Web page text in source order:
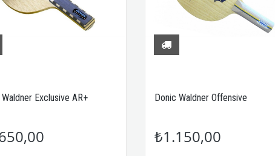
Exclusive AR+ Donic Waldner Offensive
₺1.150,00